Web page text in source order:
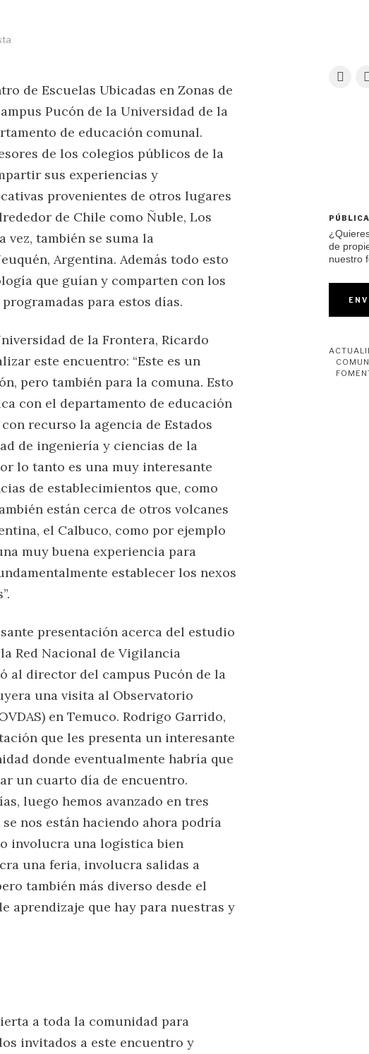
de Escuelas Ubicadas en Zonas de
Pucón de la Universidad de la
de educación comunal.
de los colegios públicos de la
sus experiencias y
provenientes de otros lugares
de Chile como Ñuble, Los
vez, también se suma la
Argentina. Además todo esto
que guían y comparten con los
para estos días.
de la Frontera, Ricardo
este encuentro: “Este es un
pero también para la comuna. Esto
con el departamento de educación
recurso la agencia de Estados
de ingeniería y ciencias de la
lo tanto es una muy interesante
de establecimientos que, como
están cerca de otros volcanes
el Calbuco, como por ejemplo
muy buena experiencia para
establecer los nexos
presentación acerca del estudio
Red Nacional de Vigilancia
al director del campus Pucón de la
una visita al Observatorio
en Temuco. Rodrigo Garrido,
que les presenta un interesante
donde eventualmente habría que
un cuarto día de encuentro.
luego hemos avanzado en tres
nos están haciendo ahora podría
involucra una logística bien
una feria, involucra salidas a
también más diverso desde el
aprendizaje que hay para nuestras y
a toda la comunidad para
invitados a este encuentro y
de
nuestro